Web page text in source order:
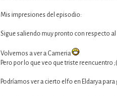
Mis impresiones del episodio:
Sigue saliendo muy pronto con respecto
Volvemos a ver a Cameria
Pero por lo que veo que triste reencuentro ;(
Podríamos ver a cierto elfo en Eldarya